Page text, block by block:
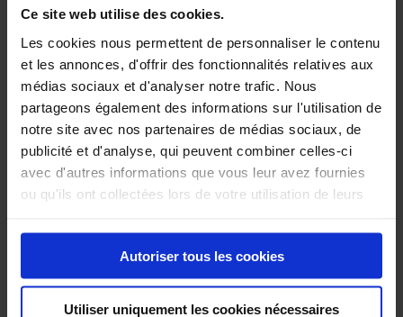
Ce site web utilise des cookies.
Les cookies nous permettent de personnaliser le contenu
et les annonces, d'offrir des fonctionnalités relatives aux
médias sociaux et d'analyser notre trafic. Nous
partageons également des informations sur l'utilisation de
notre site avec nos partenaires de médias sociaux, de
publicité et d'analyse, qui peuvent combiner celles-ci
avec d'autres informations que vous leur avez fournies
ou qu'ils ont collectées lors de votre utilisation de leurs
Autoriser tous les cookies
Utiliser uniquement les cookies nécessaires